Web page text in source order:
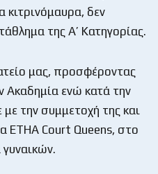
κιτρινόμαυρα, δεν
της Α’ Κατηγορίας.
μας, προσφέροντας
Ακαδημία ενώ κατά την
την συμμετοχή της και
ETHA Court Queens, στο